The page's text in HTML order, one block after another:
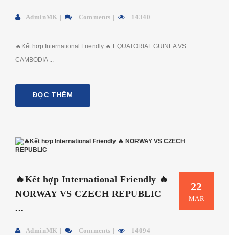
AdminMK Comments 14340
🔥Kết hợp International Friendly 🔥 EQUATORIAL GUINEA VS
CAMBODIA ...
ĐỌC THÊM
22
MAR
🔥Kết hợp International Friendly 🔥
NORWAY VS CZECH REPUBLIC
...
AdminMK Comments 14094